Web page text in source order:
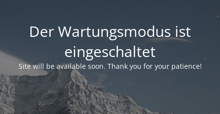
Der Wartungsmodus ist
eingeschaltet
Site will be available soon. Thank you for your patience!